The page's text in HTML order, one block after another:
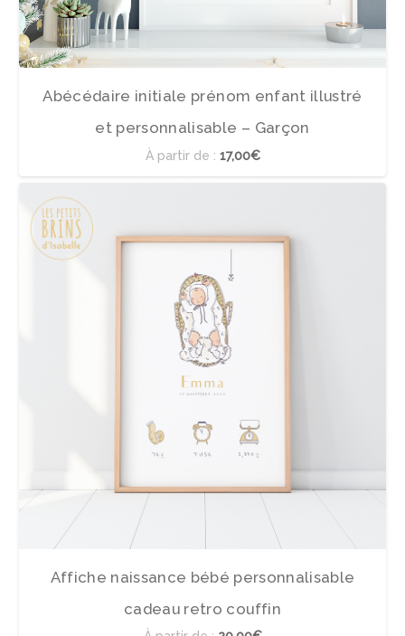
Abécédaire initiale prénom enfant illustré
et personnalisable – Garçon
À partir de : 17,00€
Affiche naissance bébé personnalisable
cadeau retro couffin